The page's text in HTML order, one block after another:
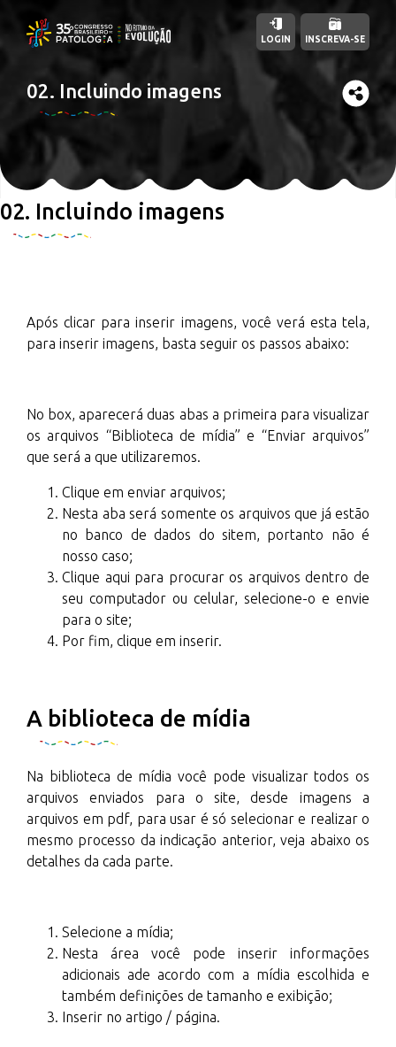
02. Incluindo imagens
LOGIN INSCREVA-SE
02. Incluindo imagens
Após clicar para inserir imagens, você verá esta tela,
para inserir imagens, basta seguir os passos abaixo:
No box, aparecerá duas abas a primeira para visualizar
os arquivos “Biblioteca de mídia” e “Enviar arquivos”
que será a que utilizaremos.
Clique em enviar arquivos;
Nesta aba será somente os arquivos que já estão
no banco de dados do sitem, portanto não é
nosso caso;
Clique aqui para procurar os arquivos dentro de
seu computador ou celular, selecione-o e envie
para o site;
Por fim, clique em inserir.
A biblioteca de mídia
Na biblioteca de mídia você pode visualizar todos os
arquivos enviados para o site, desde imagens a
arquivos em pdf, para usar é só selecionar e realizar o
mesmo processo da indicação anterior, veja abaixo os
detalhes da cada parte.
Selecione a mídia;
Nesta área você pode inserir informações
adicionais ade acordo com a mídia escolhida e
também definições de tamanho e exibição;
Inserir no artigo / página.